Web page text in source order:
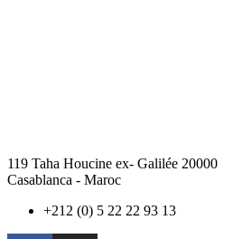
119 Taha Houcine ex- Galilée 20000
Casablanca - Maroc
+212 (0) 5 22 22 93 13